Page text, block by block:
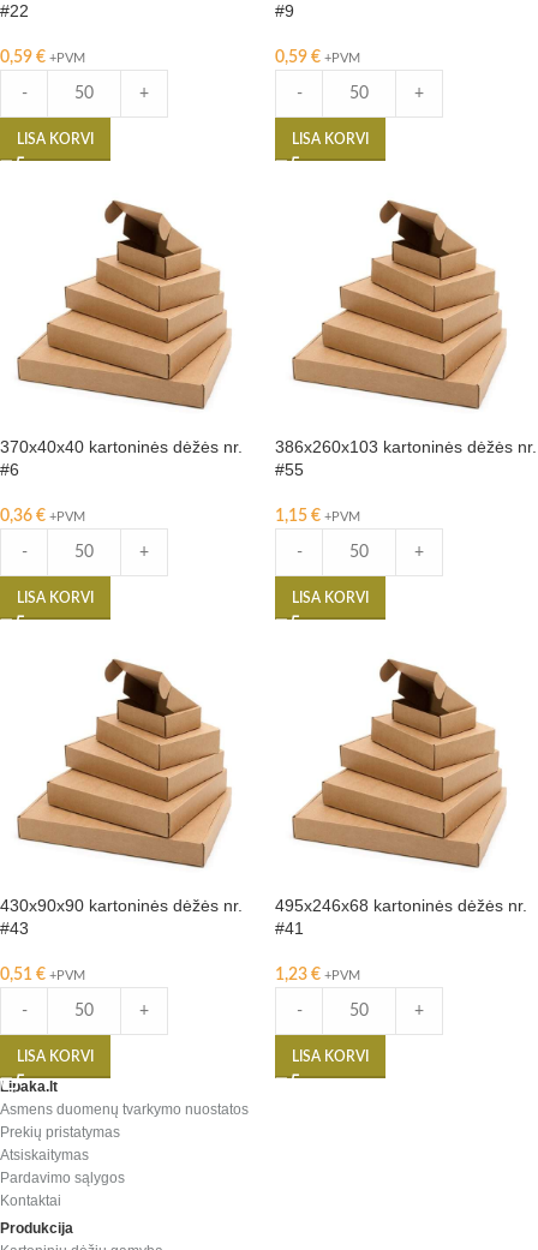
#22
0,59 € +PVM
- +
LISA KORVI
#9
0,59 € +PVM
- +
LISA KORVI
370x40x40 kartoninės dėžės nr.
#6
0,36 € +PVM
- +
LISA KORVI
386x260x103 kartoninės dėžės nr.
#55
1,15 € +PVM
- +
LISA KORVI
430x90x90 kartoninės dėžės nr.
#43
0,51 € +PVM
- +
LISA KORVI
495x246x68 kartoninės dėžės nr.
#41
1,23 € +PVM
- +
LISA KORVI
Lipaka.lt
Asmens duomenų tvarkymo nuostatos
Prekių pristatymas
Atsiskaitymas
Pardavimo sąlygos
Kontaktai
Produkcija